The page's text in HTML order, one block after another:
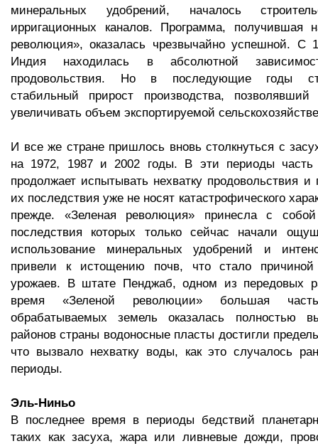
минеральных удобрений, началось
ирригационных каналов. Программа, получившая
революция», оказалась чрезвычайно успешной. С
Индия находилась в абсолютной
продовольствия. Но в последующие годы
стабильный прирост производства,
увеличивать объем экспортируемой
И все же стране пришлось вновь столкнуться с
на 1972, 1987 и 2002 годы. В эти периоды часть
продолжает испытывать нехватку продовольствия
их последствия уже не носят катастрофического
прежде. «Зеленая революция» принесла с
последствия которых только сейчас начали
использование минеральных удобрений и
привели к истощению почв, что стало причиной
урожаев. В штате Пенджаб, одном из передовых
время «Зеленой революции» большая
обрабатываемых земель оказалась полностью
районов страны водоносные пласты достигли
что вызвало нехватку воды, как это случалось
периоды.
Эль-Ниньо
В последнее время в периоды бедствий
таких как засуха, жара или ливневые дожди,